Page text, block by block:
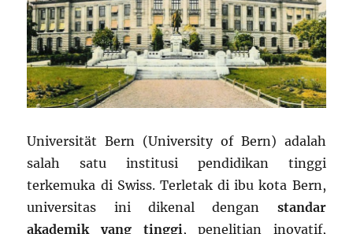
Universität Bern (University of Bern) adalah
salah satu institusi pendidikan tinggi
terkemuka di Swiss. Terletak di ibu kota Bern,
universitas ini dikenal dengan standar
akademik yang tinggi , penelitian inovatif,